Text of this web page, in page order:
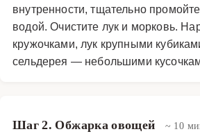
внутренности, тщательно
водой. Очистите лук и морковь.
кружочками, лук крупными
сельдерея — небольшими
Шаг 2. Обжарка овощей ~ 10